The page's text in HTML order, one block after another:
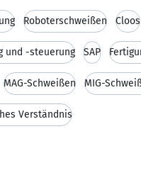
Roboterschweißen Cloos
und -steuerung SAP
MAG-Schweißen MIG-
Verständnis